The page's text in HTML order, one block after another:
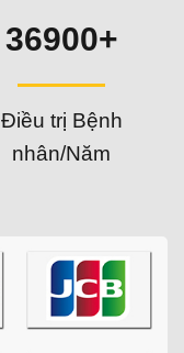
36900+
Điều trị Bệnh
nhân/Năm